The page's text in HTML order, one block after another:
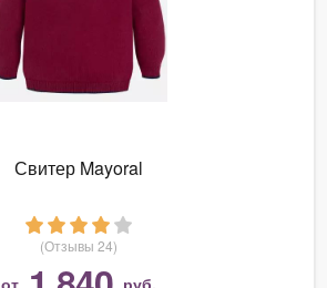
Свитер Mayoral
(Отзывы 24)
от руб.